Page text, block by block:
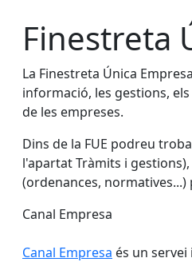
Finestreta
La Finestreta Única
informació, les gestions,
de les empreses.
Dins de la FUE podreu
l'apartat Tràmits i
(ordenances,
Canal Empresa
Canal Empresa és un